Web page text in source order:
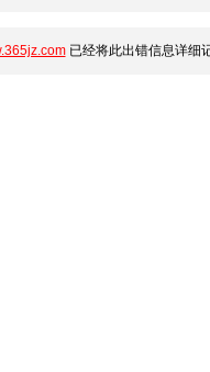
已经将此出错信息详细